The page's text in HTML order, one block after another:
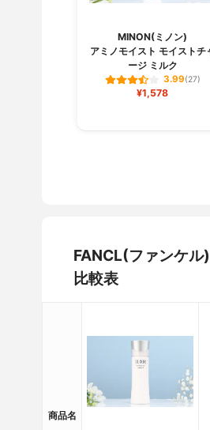
MINON(ミノン)
アミノモイスト モイストチ
ージ ミルク
3.99(27)
¥1,578
FANCL(ファンケル
比較表
商品名